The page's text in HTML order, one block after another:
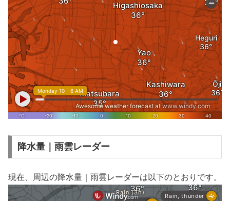
降水量｜雨雲レーダー
現在、周辺の降水量｜雨雲レーダーは以下のとおりです。